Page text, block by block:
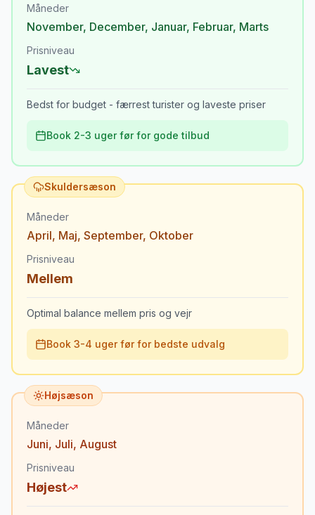
Måneder
November, December, Januar, Februar, Marts
Prisniveau
Lavest
Bedst for budget - færrest turister og laveste priser
Book 2-3 uger før for gode tilbud
Skuldersæson
Måneder
April, Maj, September, Oktober
Prisniveau
Mellem
Optimal balance mellem pris og vejr
Book 3-4 uger før for bedste udvalg
Højsæson
Måneder
Juni, Juli, August
Prisniveau
Højest